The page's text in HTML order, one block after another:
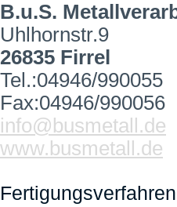
B.u.S.
Uhlhornstr.9
26835 Firrel
Tel.:04946/990055
Fax:04946/990056
info@busmetall.de
www.busmetall.de
Fertigungsverfahren